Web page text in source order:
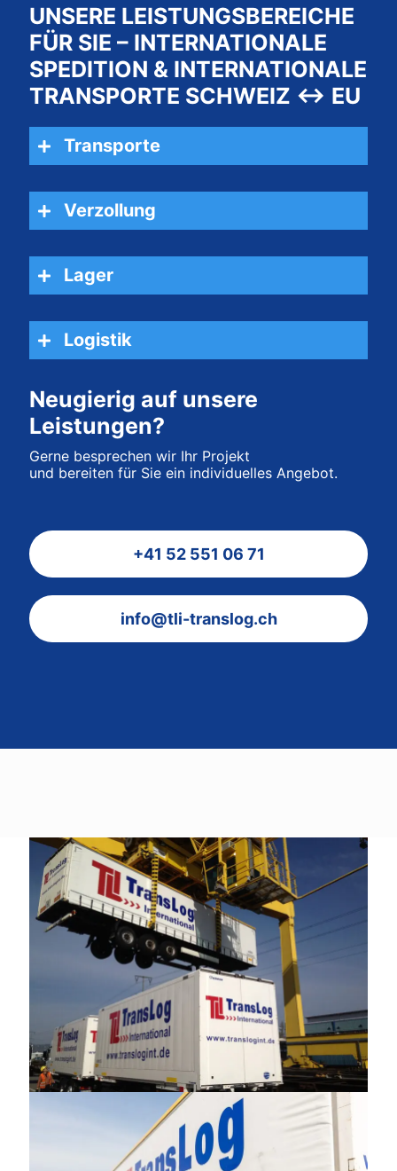
UNSERE LEISTUNGSBEREICHE
FÜR SIE – INTERNATIONALE
SPEDITION & INTERNATIONALE
TRANSPORTE SCHWEIZ ↔ EU
Transporte
Verzollung
Lager
Logistik
Neugierig auf unsere
Leistungen?
Gerne besprechen wir Ihr Projekt
und bereiten für Sie ein individuelles Angebot.
+41 52 551 06 71
info@tli-translog.ch